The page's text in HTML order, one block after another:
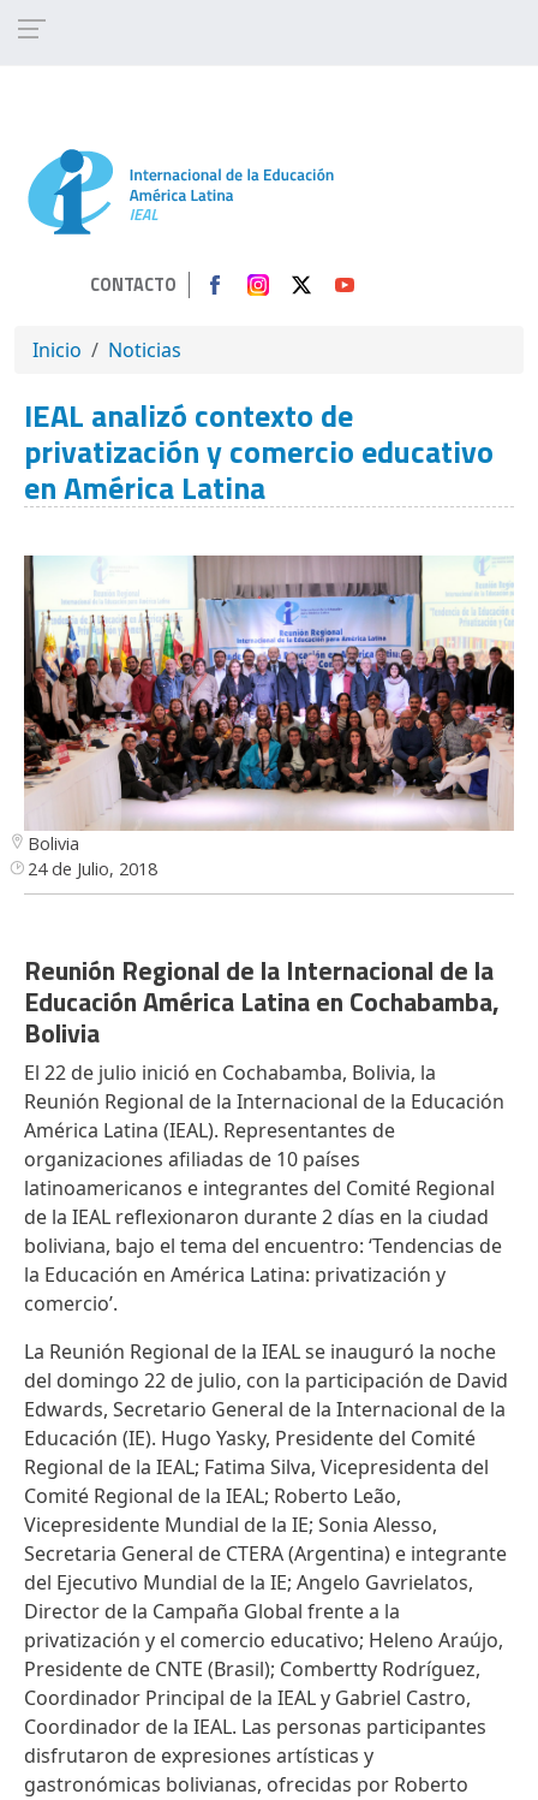
CONTACTO
SOBRESCRIBIR ENLACES DE AYUDA A
Inicio Noticias
IEAL analizó contexto de
privatización y comercio educativo
en América Latina
Bolivia
24 de Julio, 2018
Reunión Regional de la Internacional de la
Educación América Latina en Cochabamba,
Bolivia
El 22 de julio inició en Cochabamba, Bolivia, la
Reunión Regional de la Internacional de la Educación
América Latina (IEAL). Representantes de
organizaciones afiliadas de 10 países
latinoamericanos e integrantes del Comité Regional
de la IEAL reflexionaron durante 2 días en la ciudad
boliviana, bajo el tema del encuentro: ‘Tendencias de
la Educación en América Latina: privatización y
comercio’.
La Reunión Regional de la IEAL se inauguró la noche
del domingo 22 de julio, con la participación de David
Edwards, Secretario General de la Internacional de la
Educación (IE). Hugo Yasky, Presidente del Comité
Regional de la IEAL; Fatima Silva, Vicepresidenta del
Comité Regional de la IEAL; Roberto Leão,
Vicepresidente Mundial de la IE; Sonia Alesso,
Secretaria General de CTERA (Argentina) e integrante
del Ejecutivo Mundial de la IE; Angelo Gavrielatos,
Director de la Campaña Global frente a la
privatización y el comercio educativo; Heleno Araújo,
Presidente de CNTE (Brasil); Combertty Rodríguez,
Coordinador Principal de la IEAL y Gabriel Castro,
Coordinador de la IEAL. Las personas participantes
disfrutaron de expresiones artísticas y
gastronómicas bolivianas, ofrecidas por Roberto